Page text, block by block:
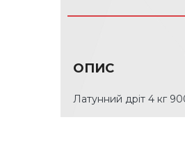
ОПИС
Латунний дріт 4 кг